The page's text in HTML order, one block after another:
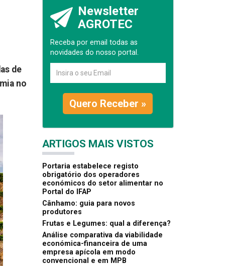
de
no
Newsletter
AGROTEC
Receba por email todas as
novidades do nosso portal.
Quero Receber »
ARTIGOS MAIS VISTOS
Portaria estabelece registo
obrigatório dos operadores
económicos do setor alimentar no
Portal do IFAP
Cânhamo: guia para novos
produtores
Frutas e Legumes: qual a diferença?
Análise comparativa da viabilidade
económica-financeira de uma
empresa apícola em modo
convencional e em MPB